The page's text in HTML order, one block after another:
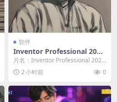
软件
Inventor Professional 202
6.4.0 中文激活版
片名：Inventor Professional 202
6.4.0 中文激活版 ...
2 小时前 0